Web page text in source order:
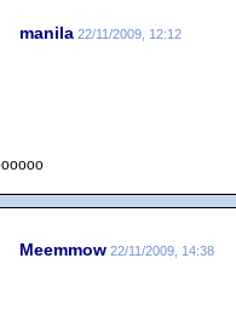
manila 22/11/2009, 12:12
Meemmow 22/11/2009, 14:38